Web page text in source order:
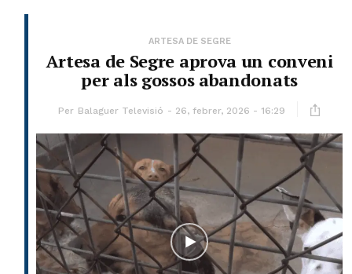
ARTESA DE SEGRE
Artesa de Segre aprova un conveni
per als gossos abandonats
Per Balaguer Televisió 26, febrer, 2026 - 16:29